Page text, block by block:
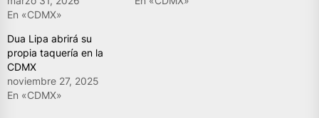
En «CDMX»
Dua Lipa abrirá su
propia taquería en la
CDMX
noviembre 27, 2025
En «CDMX»